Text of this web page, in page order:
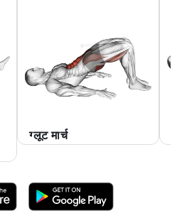
ग्लूट मार्च